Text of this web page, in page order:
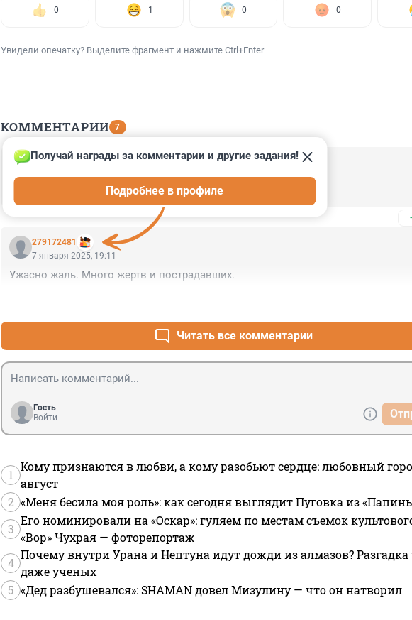
0 1 0 0
Увидели опечатку? Выделите фрагмент и нажмите Ctrl+Enter
КОММЕНТАРИИ 7
Гость
недолго быть ему китайским
279172481
Получай награды за комментарии и другие задания!
Подробнее в профиле
7 января 2025, 19:11
Ужасно жаль. Много жертв и пострадавших.
Читать все комментарии
Гость
Войти
1
Кому признаются в любви, а кому разобьют сердце: любовный
август
2 «Меня бесила моя роль»: как сегодня выглядит Пуговка из
3
Его номинировали на «Оскар»: гуляем по местам съемок
«Вор» Чухрая — фоторепортаж
4
Почему внутри Урана и Нептуна идут дожди из алмазов?
даже ученых
5 «Дед разбушевался»: SHAMAN довел Мизулину — что он натворил